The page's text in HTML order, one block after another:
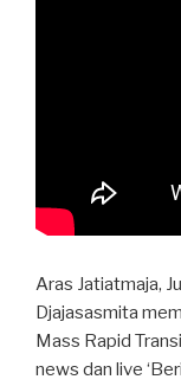
Aras Jatiatmaja,
Djajasasmita
Mass Rapid
news dan live